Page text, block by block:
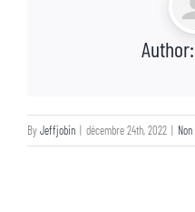
Author:
ByJeffjobin | décembre 24th, 2022 |